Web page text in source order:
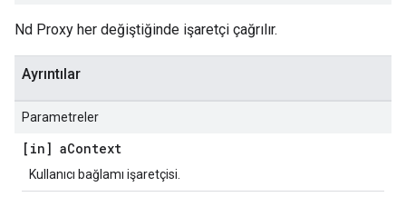
Nd Proxy her değiştiğinde işaretçi çağrılır.
Ayrıntılar
Parametreler
[in] aContext
Kullanıcı bağlamı işaretçisi.